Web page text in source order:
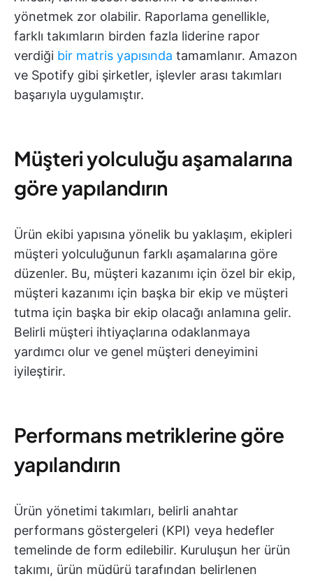
yönetmek zor olabilir. Raporlama genellikle,
farklı takımların birden fazla liderine rapor
verdiği bir matris yapısında tamamlanır. Amazon
ve Spotify gibi şirketler, işlevler arası takımları
başarıyla uygulamıştır.
Müşteri yolculuğu aşamalarına
göre yapılandırın
Ürün ekibi yapısına yönelik bu yaklaşım, ekipleri
müşteri yolculuğunun farklı aşamalarına göre
düzenler. Bu, müşteri kazanımı için özel bir ekip,
müşteri kazanımı için başka bir ekip ve müşteri
tutma için başka bir ekip olacağı anlamına gelir.
Belirli müşteri ihtiyaçlarına odaklanmaya
yardımcı olur ve genel müşteri deneyimini
iyileştirir.
Performans metriklerine göre
yapılandırın
Ürün yönetimi takımları, belirli anahtar
performans göstergeleri (KPI) veya hedefler
temelinde de form edilebilir. Kuruluşun her ürün
takımı, ürün müdürü tarafından belirlenen